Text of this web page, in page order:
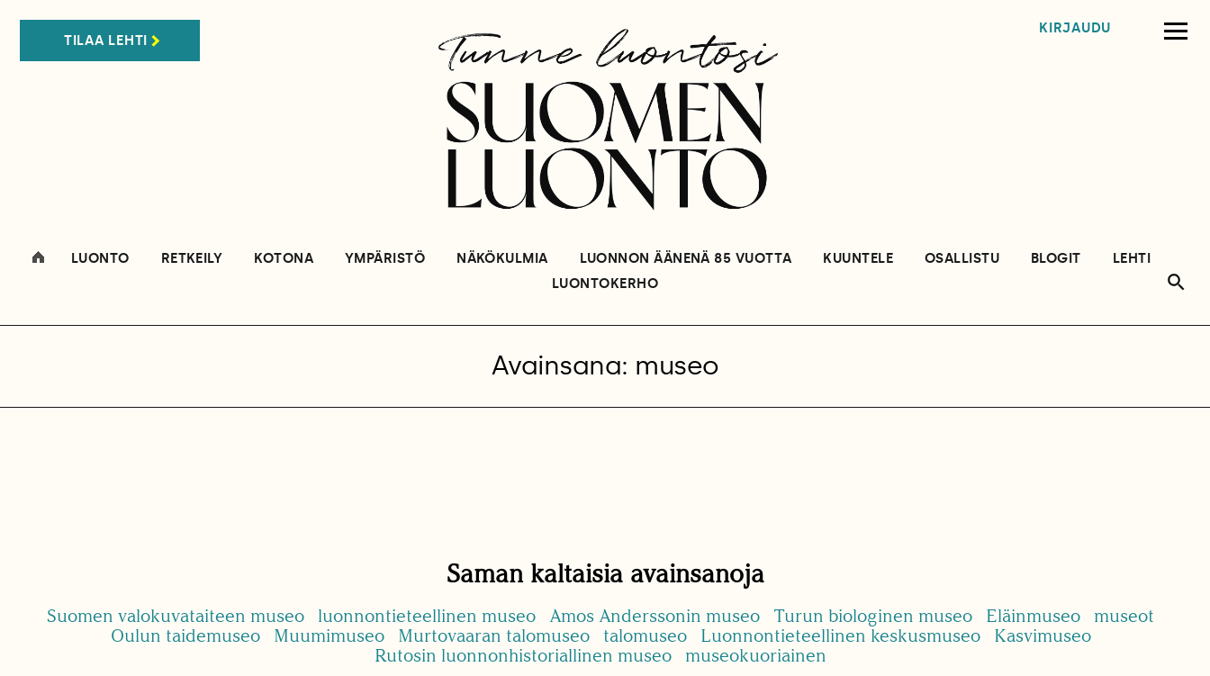
TILAA LEHTI
KIRJAUDU
LUONTO RETKEILY KOTONA YMPÄRISTÖ NÄKÖKULMIA LUONNON ÄÄNENÄ 85 VUOTTA KUUNTELE OSALLISTU BLOGIT
LEHTI
LUONTOKERHO
Avainsana: museo
Saman kaltaisia avainsanoja
Suomen valokuvataiteen museo luonnontieteellinen museo Amos Anderssonin museo Turun biologinen museo Eläinmuseo
museot
Oulun taidemuseo
Muumimuseo Murtovaaran talomuseo talomuseo Luonnontieteellinen keskusmuseo
Kasvimuseo
Rutosin luonnonhistoriallinen museo
museokuoriainen